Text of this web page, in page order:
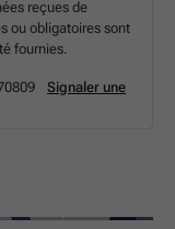
reçues de
ou obligatoires sont
fournies.
Signaler une